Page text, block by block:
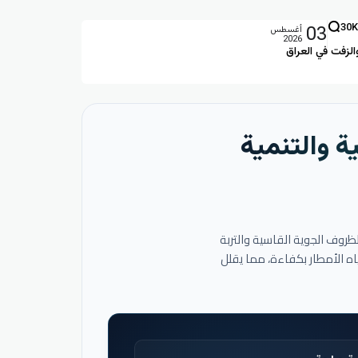
في العراق
30K
03 أغسطس
2026
والتنمية
الجوية القاسية والتربة
الأمطار بكفاءة، مما يقلل